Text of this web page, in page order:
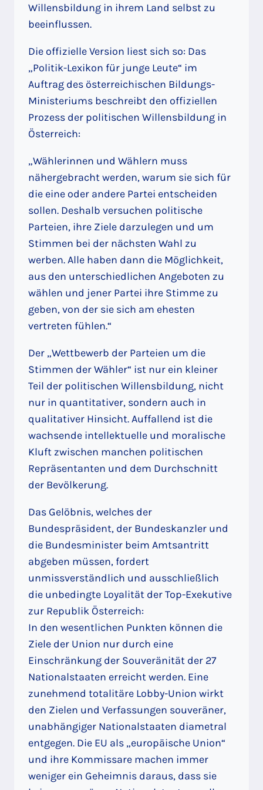
Willensbildung in ihrem Land selbst zu
beeinflussen.
Die offizielle Version liest sich so: Das
„Politik-Lexikon für junge Leute“ im
Auftrag des österreichischen Bildungs-
Ministeriums beschreibt den offiziellen
Prozess der politischen Willensbildung in
Österreich:
„Wählerinnen und Wählern muss
nähergebracht werden, warum sie sich für
die eine oder andere Partei entscheiden
sollen. Deshalb versuchen politische
Parteien, ihre Ziele darzulegen und um
Stimmen bei der nächsten Wahl zu
werben. Alle haben dann die Möglichkeit,
aus den unterschiedlichen Angeboten zu
wählen und jener Partei ihre Stimme zu
geben, von der sie sich am ehesten
vertreten fühlen.“
Der „Wettbewerb der Parteien um die
Stimmen der Wähler“ ist nur ein kleiner
Teil der politischen Willensbildung, nicht
nur in quantitativer, sondern auch in
qualitativer Hinsicht. Auffallend ist die
wachsende intellektuelle und moralische
Kluft zwischen manchen politischen
Repräsentanten und dem Durchschnitt
der Bevölkerung.
Das Gelöbnis, welches der
Bundespräsident, der Bundeskanzler und
die Bundesminister beim Amtsantritt
abgeben müssen, fordert
unmissverständlich und ausschließlich
die unbedingte Loyalität der Top-Exekutive
zur Republik Österreich:
In den wesentlichen Punkten können die
Ziele der Union nur durch eine
Einschränkung der Souveränität der 27
Nationalstaaten erreicht werden. Eine
zunehmend totalitäre Lobby-Union wirkt
den Zielen und Verfassungen souveräner,
unabhängiger Nationalstaaten diametral
entgegen. Die EU als „europäische Union“
und ihre Kommissare machen immer
weniger ein Geheimnis daraus, dass sie